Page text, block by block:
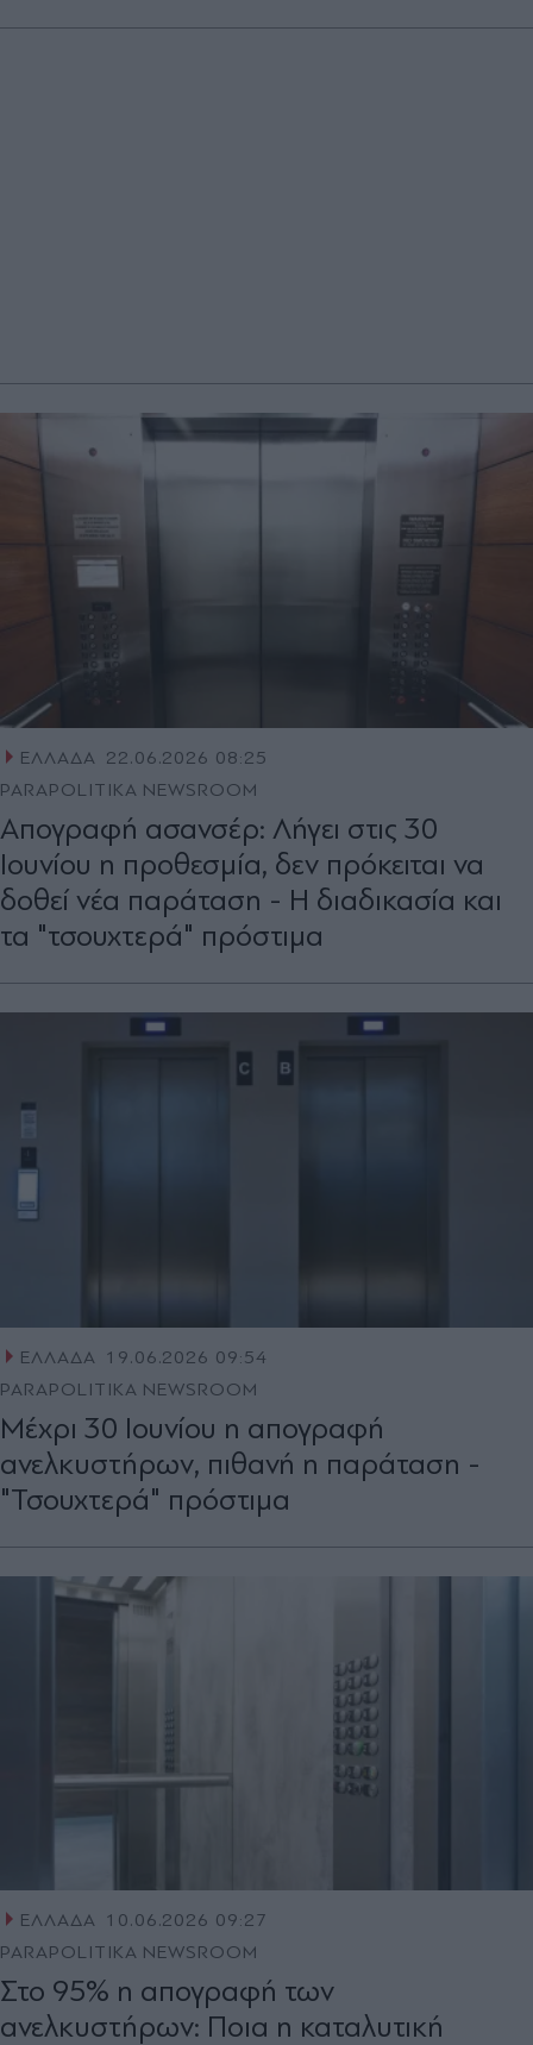
ΕΛΛΑΔΑ 22.06.2026 08:25
PARAPOLITIKA NEWSROOM
Απογραφή ασανσέρ: Λήγει στις 30
Ιουνίου η προθεσμία, δεν πρόκειται να
δοθεί νέα παράταση - Η διαδικασία και
τα "τσουχτερά" πρόστιμα
ΕΛΛΑΔΑ
19.06.2026 09:54
PARAPOLITIKA NEWSROOM
Μέχρι 30 Ιουνίου η απογραφή
ανελκυστήρων, πιθανή η παράταση -
"Τσουχτερά" πρόστιμα
ΕΛΛΑΔΑ 10.06.2026 09:27
PARAPOLITIKA NEWSROOM
Στο 95% η απογραφή των
ανελκυστήρων: Ποια η καταλυτική